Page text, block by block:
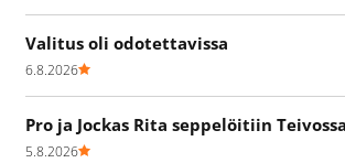
Valitus oli odotettavissa
6.8.2026
Pro ja Jockas Rita seppelöitiin Teivossa
5.8.2026